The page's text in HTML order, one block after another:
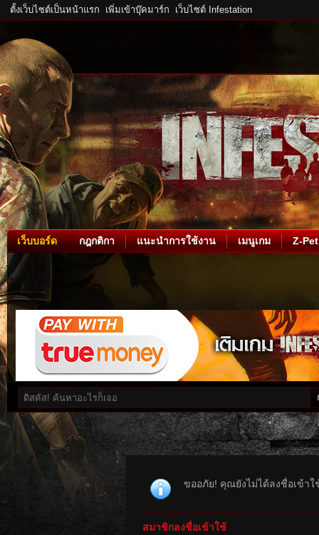
ตั้งเว็บไซต์เป็นหน้าแรก เพิ่มเข้าบุ๊คมาร์ก เว็บไซต์ Infestation
เว็บบอร์ด กฎกติกา แนะนำการใช้งาน เมนูเกม Z-Pet
ขออภัย! คุณยังไม่ได้ลงชื่อเข้า
สมาชิกลงชื่อเข้าใช้